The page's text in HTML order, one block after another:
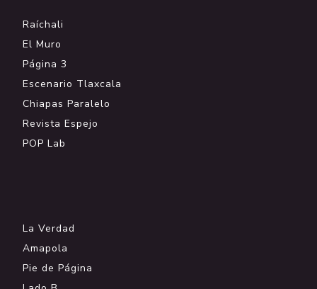
Raíchali
El Muro
Página 3
Escenario Tlaxcala
Chiapas Paralelo
Revista Espejo
POP Lab
La Verdad
Amapola
Pie de Página